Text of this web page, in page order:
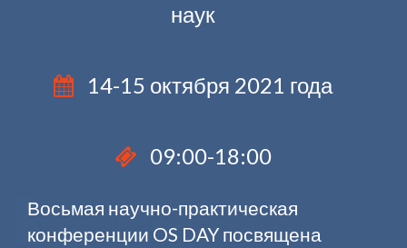
наук
14-15 октября 2021 года
09:00-18:00
Восьмая научно-практическая
конференции OS DAY посвящена